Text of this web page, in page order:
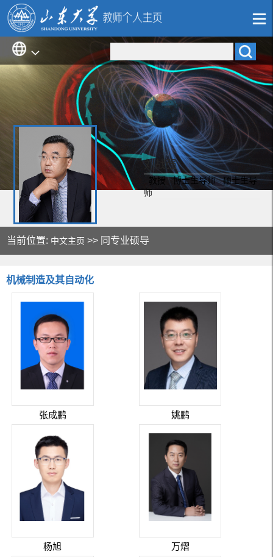
刘战强
教授 博士生导师 硕士生导
师
当前位置: 中文主页 >> 同专业硕导
机械制造及其自动化
张成鹏 姚鹏
杨旭 万熠